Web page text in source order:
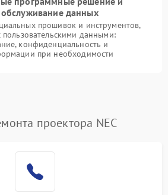
данных
прошивок и инструментов,
пользовательскими данными:
конфиденциальность и
при необходимости
проектора NEC